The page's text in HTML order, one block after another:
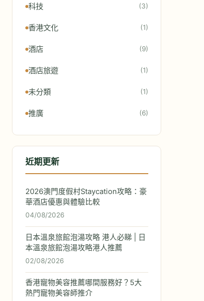
科技 (3)
香港文化 (1)
酒店 (9)
酒店旅遊 (1)
未分類 (1)
推廣 (6)
近期更新
2026澳門度假村Staycation攻略：豪
華酒店優惠與體驗比較
04/08/2026
日本溫泉旅館泡湯攻略 港人必睇 | 日
本溫泉旅館泡湯攻略港人推薦
02/08/2026
香港寵物美容推薦哪間服務好？5大
熱門寵物美容師推介